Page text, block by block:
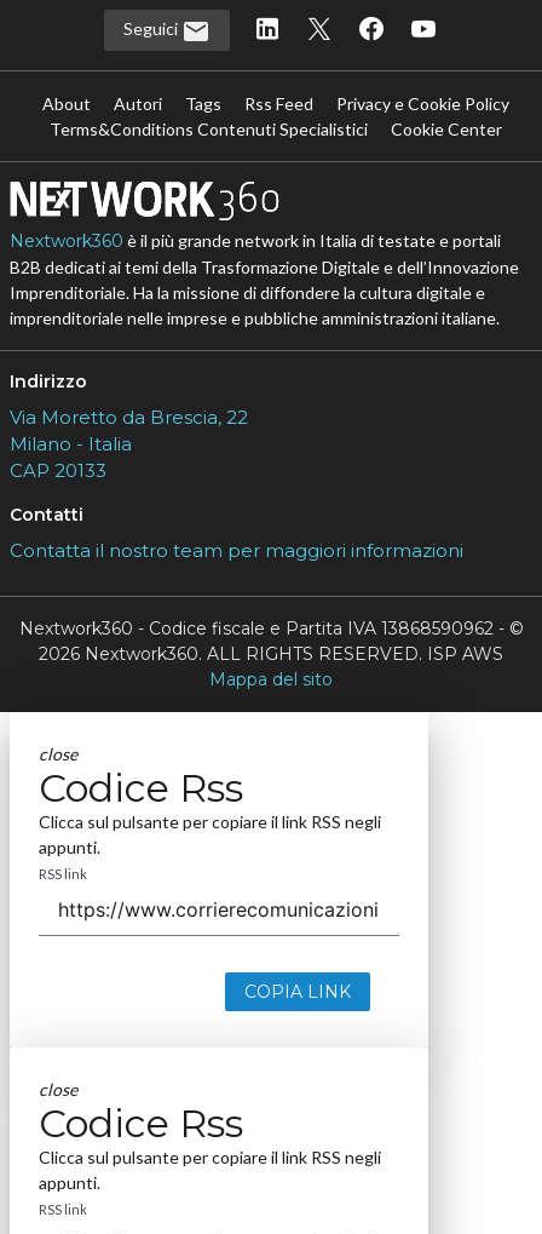
Seguici
About Autori Tags Rss Feed
Privacy e Cookie Policy
Terms&Conditions Contenuti Specialistici
Cookie Center
Nextwork360 è il più grande network in Italia di testate e portali
B2B dedicati ai temi della Trasformazione Digitale e dell’Innovazione
Imprenditoriale. Ha la missione di diffondere la cultura digitale e
imprenditoriale nelle imprese e pubbliche amministrazioni italiane.
Indirizzo
Via Moretto da Brescia, 22
Milano - Italia
CAP 20133
Contatti
Contatta il nostro team per maggiori informazioni
Nextwork360 - Codice fiscale e Partita IVA 13868590962 - ©
2026 Nextwork360. ALL RIGHTS RESERVED. ISP AWS
Mappa del sito
close
Codice Rss
Clicca sul pulsante per copiare il link RSS negli
appunti.
RSS link
COPIA LINK
close
Codice Rss
Clicca sul pulsante per copiare il link RSS negli
appunti.
RSS link